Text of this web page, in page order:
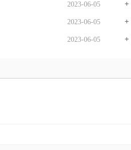
2023-06-05
2023-06-05
2023-06-05